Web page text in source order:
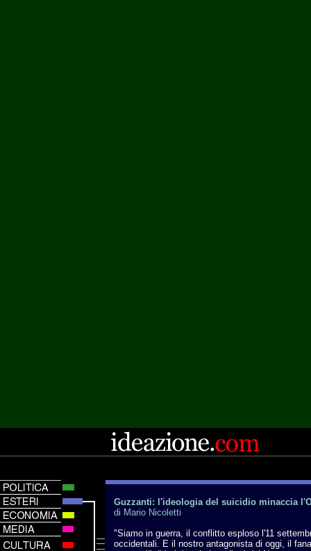
Guzzanti: l'ideologia del suicidio minaccia
di Mario Nicoletti
"Siamo in guerra, il conflitto esploso l'11
occidentali. E il nostro antagonista di oggi, il